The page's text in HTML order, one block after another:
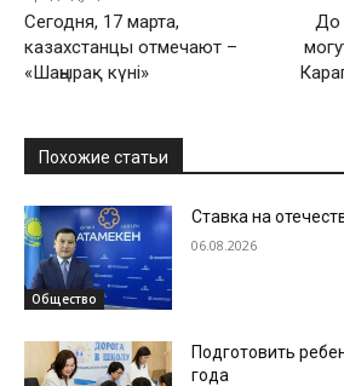
Сегодня, 17 марта,
казахстанцы отмечают –
«Шаңырақ күні»
До
Похожие статьи
Общество
Ставка на
06.08.2026
Подготовить
года